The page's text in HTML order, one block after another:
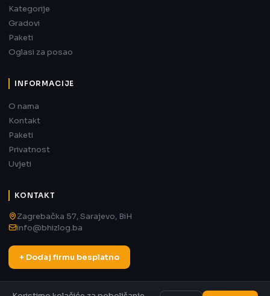
Kategorije
Gradovi
Paketi
Oglasi za posao
INFORMACIJE
O nama
Kontakt
Paketi
Privatnost
Uvjeti
KONTAKT
Zagrebačka 57, Sarajevo, BiH
info@bhizlog.ba
+ Dodaj firmu besplatno